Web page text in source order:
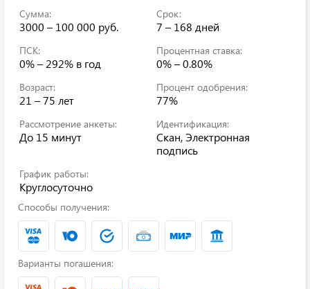
Сумма:
3000 – 100 000 руб.
Срок:
7 – 168 дней
ПСК:
0% – 292% в год
Процентная ставка:
0% – 0.80%
Возраст:
21 – 75 лет
Процент одобрения:
77%
Рассмотрение анкеты:
До 15 минут
Идентификация:
Скан, Электронная
подпись
График работы:
Круглосуточно
Способы получения:
Варианты погашения: